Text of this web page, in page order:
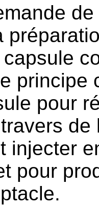
principe
pour
injecter
pour